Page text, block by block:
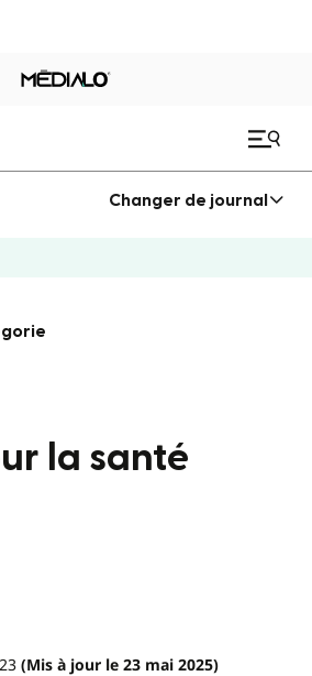
Changer de journal
la santé
(Mis à jour le 23 mai 2025)